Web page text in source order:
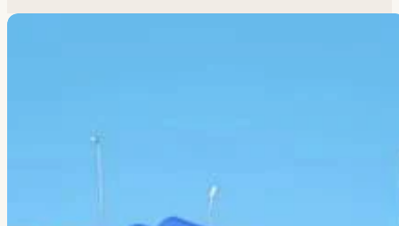
Анатолий ответит лично.